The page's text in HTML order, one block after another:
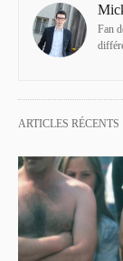
Fan
ARTICLES RÉCENTS